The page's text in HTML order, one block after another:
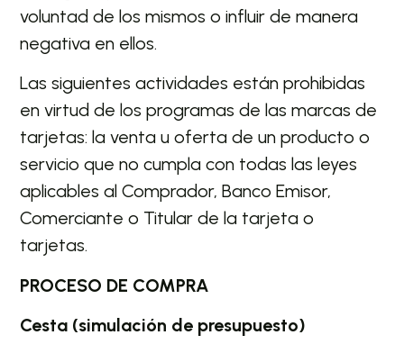
voluntad de los mismos o influir de manera
negativa en ellos.
Las siguientes actividades están prohibidas
en virtud de los programas de las marcas de
tarjetas: la venta u oferta de un producto o
servicio que no cumpla con todas las leyes
aplicables al Comprador, Banco Emisor,
Comerciante o Titular de la tarjeta o
tarjetas.
PROCESO DE COMPRA
Cesta (simulación de presupuesto)